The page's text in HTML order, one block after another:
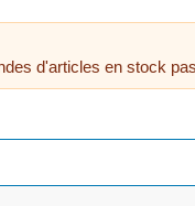
d'articles en stock